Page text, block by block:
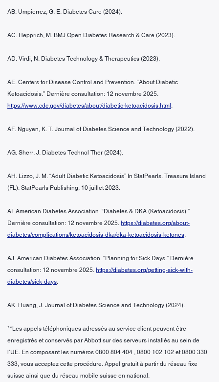
AB. Umpierrez, G. E. Diabetes Care (2024).
AC. Hepprich, M. BMJ Open Diabetes Research & Care (2023).
AD. Virdi, N. Diabetes Technology & Therapeutics (2023).
AE. Centers for Disease Control and Prevention. “About Diabetic
Ketoacidosis.” Dernière consultation: 12 novembre 2025.
https://www.cdc.gov/diabetes/about/diabetic-ketoacidosis.html
AF. Nguyen, K. T. Journal of Diabetes Science and Technology (2022).
AG. Sherr, J. Diabetes Technol Ther (2024).
AH. Lizzo, J. M. “Adult Diabetic Ketoacidosis” In StatPearls. Treasure Island
(FL): StatPearls Publishing, 10 juillet 2023.
AI. American Diabetes Association. “Diabetes & DKA (Ketoacidosis).”
Dernière consultation: 12 novembre 2025. https://diabetes.org/about-
diabetes/complications/ketoacidosis-dka/dka-ketoacidosis-ketones
AJ. American Diabetes Association. “Planning for Sick Days.” Dernière
consultation: 12 novembre 2025. https://diabetes.org/getting-sick-with-
diabetes/sick-days
AK. Huang, J. Journal of Diabetes Science and Technology (2024).
**Les appels téléphoniques adressés au service client peuvent être
enregistrés et conservés par Abbott sur des serveurs installés au sein de
l’UE. En composant les numéros 0800 804 404 , 0800 102 102 et 0800 330
333, vous acceptez cette procédure. Appel gratuit à partir du réseau fixe
suisse ainsi que du réseau mobile suisse en national.